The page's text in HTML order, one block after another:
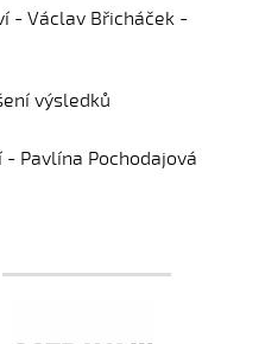
- Václav Břicháček -
výsledků
Pavlína Pochodajová